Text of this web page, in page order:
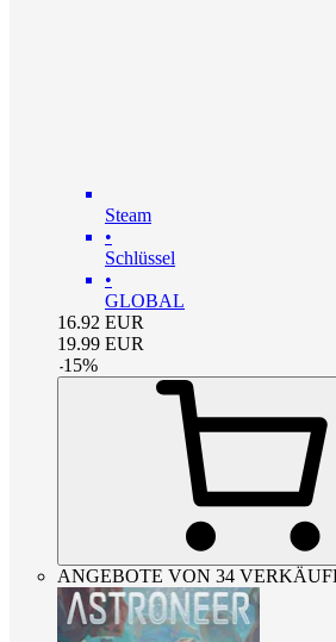
Steam
•
Schlüssel
•
GLOBAL
16.92 EUR
19.99 EUR
-15%
ANGEBOTE VON 34